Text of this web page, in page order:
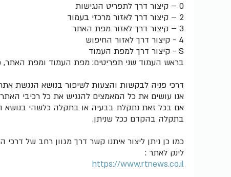
0 – קיצור דרך לתפריט הנגישות
2 – קיצור דרך לאזור מרכזי בעמוד
3 – קיצור דרך לאזור מפת האתר
4 - קיצור דרך לאזור החיפוש
S - קיצור דרך למפת העמוד
בראש העמוד שני תפריטים: מפת העמוד ומפת האתר,
דרכי פניה לבקשות והצעות לשיפור בנושא הנגשת
אנו עושים את כל המאמצים להנגיש את כל רכיבי
אם בכל זאת נתקלת בבעיה או בתקלה כלשהי בנושא
בתקלה בהקדם ככל שניתן.
כמו כן ניתן ליצור איתנו קשר דרך מגוון רחב של
לינק לאתר :
https://www.rtnews.co.il